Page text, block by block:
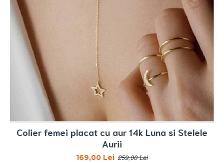
Colier femei placat cu aur 14k Luna si Stelele
Aurii
169,00 Lei 259,00 Lei